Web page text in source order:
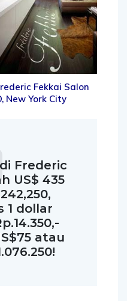
Fekkai Salon
New York City
Frederic
US$ 435
1 dollar
atau